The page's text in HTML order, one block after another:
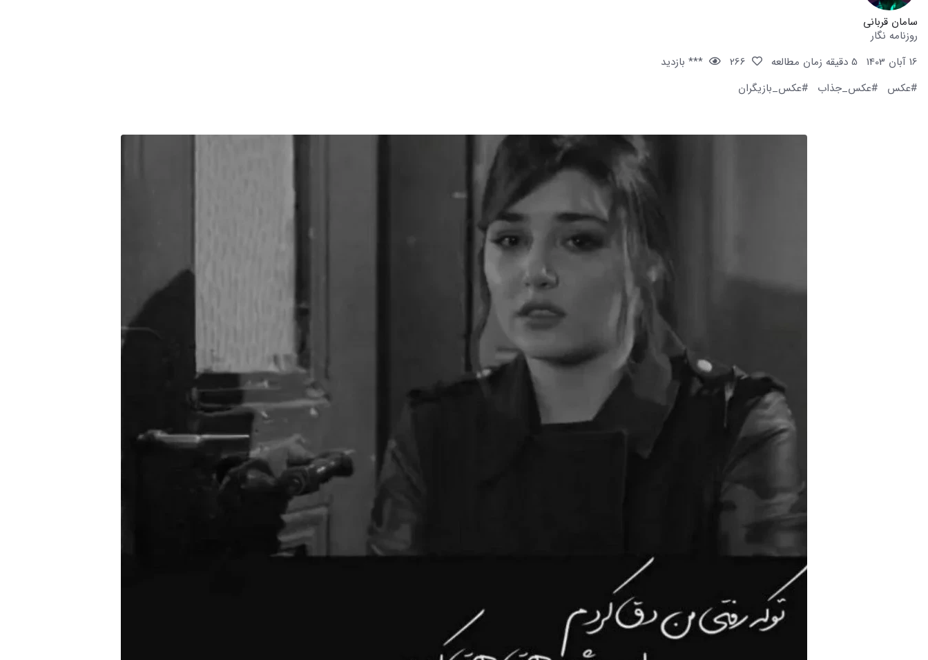
سامان قربانی
روزنامه نگار
16 آبان 1403
5 دقیقه زمان مطالعه
*** بازدید
#عکس
#عکس_جذاب #عکس_بازیگران